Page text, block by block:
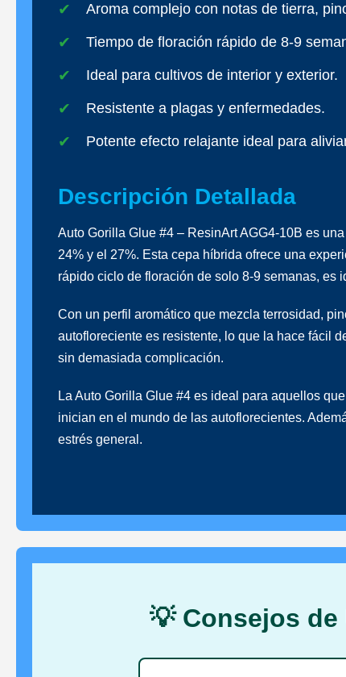
Aroma complejo con notas de tierra,
Tiempo de floración rápido de 8-9
Ideal para cultivos de interior y exterior.
Resistente a plagas y enfermedades.
Potente efecto relajante ideal para
Descripción Detallada
Auto Gorilla Glue #4 – ResinArt AGG4-10B es
24% y el 27%. Esta cepa híbrida ofrece una
rápido ciclo de floración de solo 8-9 semanas, es
Con un perfil aromático que mezcla terrosidad,
autofloreciente es resistente, lo que la hace fácil
sin demasiada complicación.
La Auto Gorilla Glue #4 es ideal para aquellos
inician en el mundo de las autoflorecientes.
estrés general.
💡 Consejos